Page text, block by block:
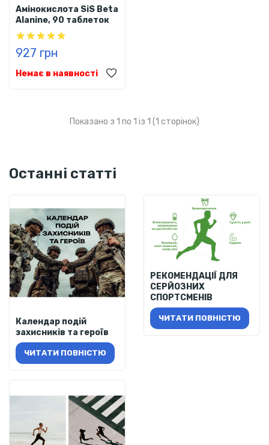
Амінокислота SiS Beta
Alanine, 90 таблеток
927 грн
Немає в наявності
Показано з 1 по 1 із 1 (1 сторінок)
Останні статті
Календар подій
захисників та героїв
ЧИТАТИ ПОВНІСТЮ
РЕКОМЕНДАЦІЇ ДЛЯ
СЕРЙОЗНИХ
СПОРТСМЕНІВ
ЧИТАТИ ПОВНІСТЮ